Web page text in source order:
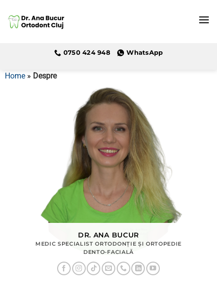
content
0750 424 948 WhatsApp
Home » Despre
DR. ANA BUCUR
MEDIC SPECIALIST ORTODONȚIE ȘI ORTOPEDIE
DENTO-FACIALĂ